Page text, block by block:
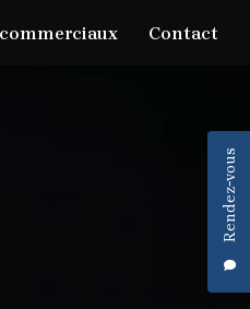
Rendez-vous
Contact